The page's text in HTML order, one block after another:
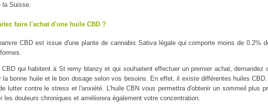
la Suisse.
faire l'achat d'une huile CBD ?
CBD est issue d'une plante de cannabis Sativa légale qui comporte moins de 0.2%
CBD qui habitent à St remy blanzy et qui souhaitent effectuer un premier achat,
la bonne huile et le bon dosage selon vos besoins. En effet, il existe différentes huiles
lutter contre le stress et l'anxiété. L'huile CBN vous permettra d'obtenir un sommeil plus
les douleurs chroniques et améliorera également votre concentration.